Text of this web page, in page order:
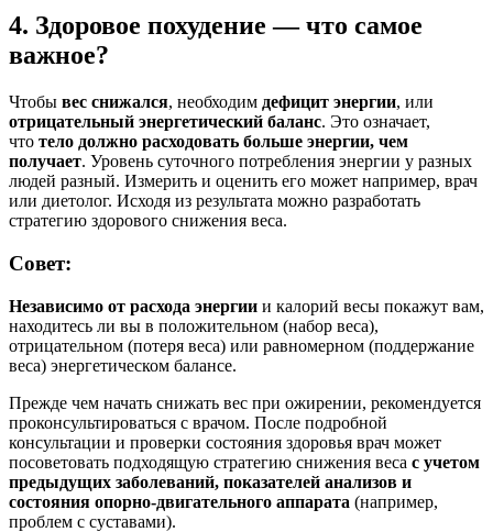
4. Здоровое похудение — что самое
важное?
Чтобы вес снижался, необходим дефицит энергии, или
отрицательный энергетический баланс. Это означает,
что тело должно расходовать больше энергии, чем
получает. Уровень суточного потребления энергии у разных
людей разный. Измерить и оценить его может например, врач
или диетолог. Исходя из результата можно разработать
стратегию здорового снижения веса.
Совет:
Независимо от расхода энергии и калорий весы покажут вам,
находитесь ли вы в положительном (набор веса),
отрицательном (потеря веса) или равномерном (поддержание
веса) энергетическом балансе.
Прежде чем начать снижать вес при ожирении, рекомендуется
проконсультироваться с врачом. После подробной
консультации и проверки состояния здоровья врач может
посоветовать подходящую стратегию снижения веса с учетом
предыдущих заболеваний, показателей анализов и
состояния опорно-двигательного аппарата (например,
проблем с суставами).